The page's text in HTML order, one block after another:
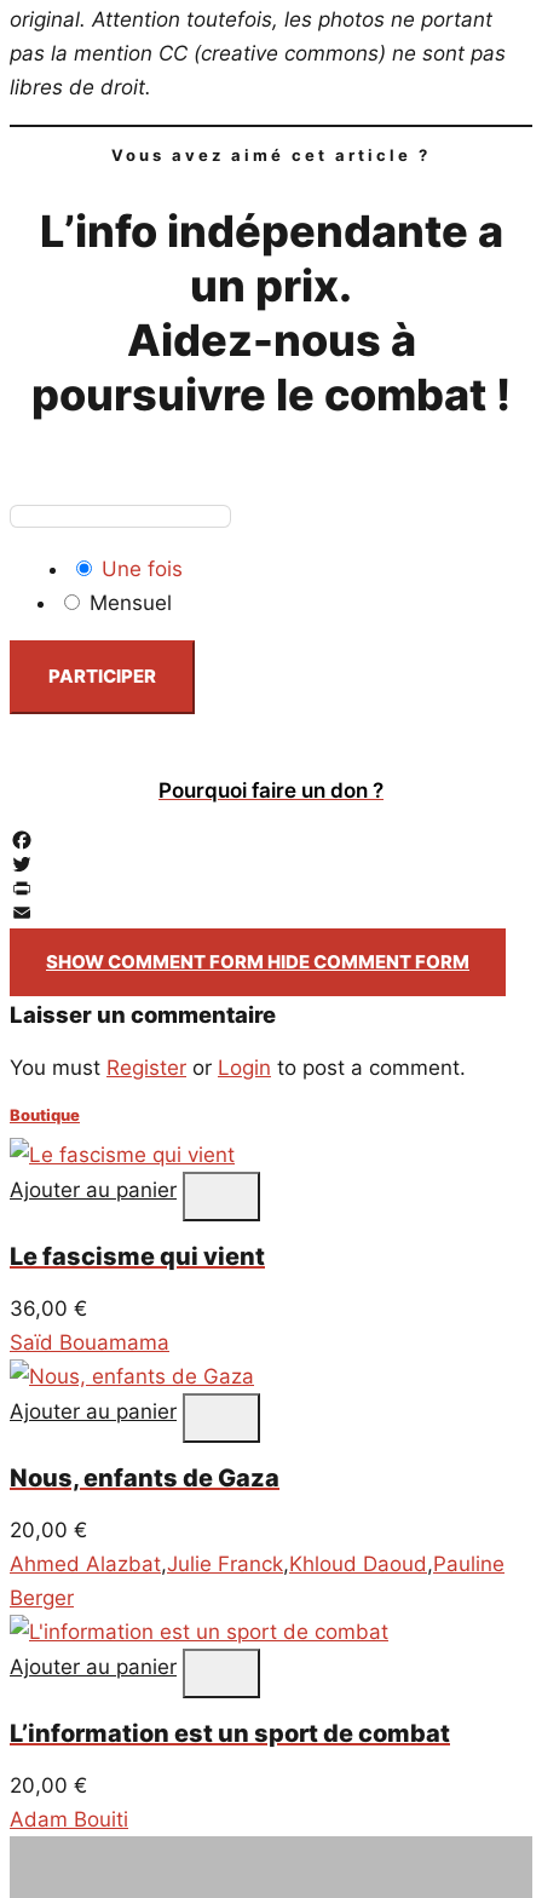
original. Attention toutefois, les photos ne portant
pas la mention CC (creative commons) ne sont pas
libres de droit.
Vous avez aimé cet article ?
L’info indépendante a
un prix.
Aidez-nous à
poursuivre le combat !
Une fois
Mensuel
PARTICIPER
Pourquoi faire un don ?
Facebook
Twitter
PrintFriendly
Email
SHOW COMMENT FORM HIDE COMMENT FORM
Laisser un commentaire
You must Register or Login to post a comment.
Boutique
Ajouter au panier
Le fascisme qui vient
36,00 €
Saïd Bouamama
Ajouter au panier
Nous, enfants de Gaza
20,00 €
Ahmed Alazbat,Julie Franck,Khloud Daoud,Pauline
Berger
Ajouter au panier
L’information est un sport de combat
20,00 €
Adam Bouiti